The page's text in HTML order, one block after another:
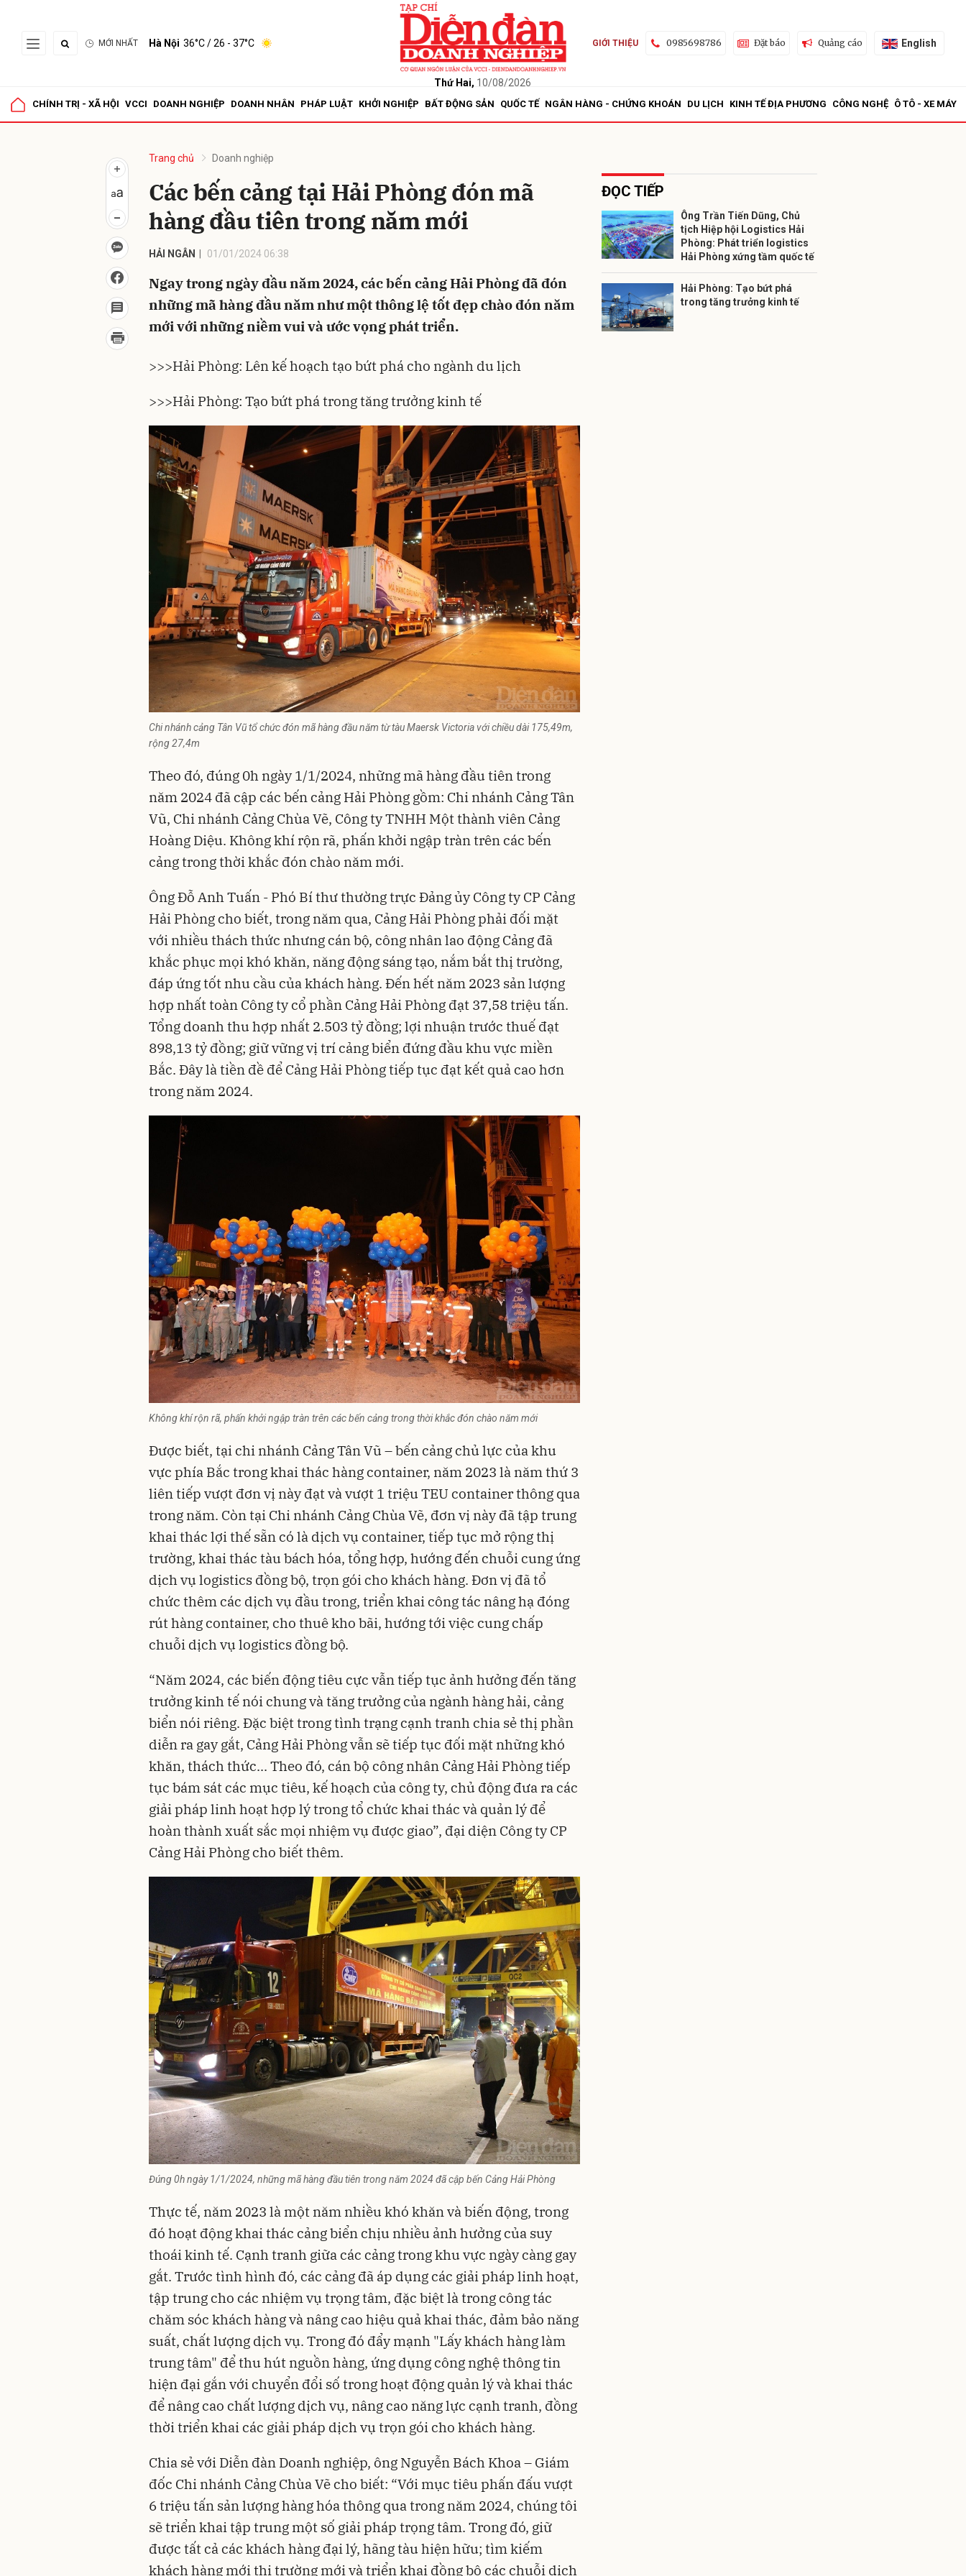
MỚI NHẤT Hà Nội 36°C/ 26 - 37°C
Thứ Hai, 10/08/2026
GIỚI THIỆU 0985698786 Đặt báo Quảng cáo English
CHÍNH TRỊ - XÃ HỘI VCCI DOANH NGHIỆP DOANH NHÂN PHÁP LUẬT KHỞI NGHIỆP BẤT ĐỘNG SẢN QUỐC TẾ NGÂN HÀNG - CHỨNG KHOÁN DU LỊCH KINH TẾ ĐỊA PHƯƠNG CÔNG NGHỆ Ô TÔ - XE MÁY
Trang chủ Doanh nghiệp
Các bến cảng tại Hải Phòng đón mã
hàng đầu tiên trong năm mới
HẢI NGÂN 01/01/2024 06:38
Ngay trong ngày đầu năm 2024, các bến cảng Hải Phòng đã đón
những mã hàng đầu năm như một thông lệ tốt đẹp chào đón năm
mới với những niềm vui và ước vọng phát triển.
>>>Hải Phòng: Lên kế hoạch tạo bứt phá cho ngành du lịch
>>>Hải Phòng: Tạo bứt phá trong tăng trưởng kinh tế
Chi nhánh cảng Tân Vũ tổ chức đón mã hàng đầu năm từ tàu Maersk Victoria với chiều dài 175,49m,
rộng 27,4m
Theo đó, đúng 0h ngày 1/1/2024, những mã hàng đầu tiên trong
năm 2024 đã cập các bến cảng Hải Phòng gồm: Chi nhánh Cảng Tân
Vũ, Chi nhánh Cảng Chùa Vẽ, Công ty TNHH Một thành viên Cảng
Hoàng Diệu. Không khí rộn rã, phấn khởi ngập tràn trên các bến
cảng trong thời khắc đón chào năm mới.
Ông Đỗ Anh Tuấn - Phó Bí thư thường trực Đảng ủy Công ty CP Cảng
Hải Phòng cho biết, trong năm qua, Cảng Hải Phòng phải đối mặt
với nhiều thách thức nhưng cán bộ, công nhân lao động Cảng đã
khắc phục mọi khó khăn, năng động sáng tạo, nắm bắt thị trường,
đáp ứng tốt nhu cầu của khách hàng. Đến hết năm 2023 sản lượng
hợp nhất toàn Công ty cổ phần Cảng Hải Phòng đạt 37,58 triệu tấn.
Tổng doanh thu hợp nhất 2.503 tỷ đồng; lợi nhuận trước thuế đạt
898,13 tỷ đồng; giữ vững vị trí cảng biển đứng đầu khu vực miền
Bắc. Đây là tiền đề để Cảng Hải Phòng tiếp tục đạt kết quả cao hơn
trong năm 2024.
Không khí rộn rã, phấn khởi ngập tràn trên các bến cảng trong thời khắc đón chào năm mới
Được biết, tại chi nhánh Cảng Tân Vũ – bến cảng chủ lực của khu
vực phía Bắc trong khai thác hàng container, năm 2023 là năm thứ 3
liên tiếp vượt đơn vị này đạt và vượt 1 triệu TEU container thông qua
trong năm. Còn tại Chi nhánh Cảng Chùa Vẽ, đơn vị này đã tập trung
khai thác lợi thế sẵn có là dịch vụ container, tiếp tục mở rộng thị
trường, khai thác tàu bách hóa, tổng hợp, hướng đến chuỗi cung ứng
dịch vụ logistics đồng bộ, trọn gói cho khách hàng. Đơn vị đã tổ
chức thêm các dịch vụ đầu trong, triển khai công tác nâng hạ đóng
rút hàng container, cho thuê kho bãi, hướng tới việc cung chấp
chuỗi dịch vụ logistics đồng bộ.
“Năm 2024, các biến động tiêu cực vẫn tiếp tục ảnh hưởng đến tăng
trưởng kinh tế nói chung và tăng trưởng của ngành hàng hải, cảng
biển nói riêng. Đặc biệt trong tình trạng cạnh tranh chia sẻ thị phần
diễn ra gay gắt, Cảng Hải Phòng vẫn sẽ tiếp tục đối mặt những khó
khăn, thách thức... Theo đó, cán bộ công nhân Cảng Hải Phòng tiếp
tục bám sát các mục tiêu, kế hoạch của công ty, chủ động đưa ra các
giải pháp linh hoạt hợp lý trong tổ chức khai thác và quản lý để
hoàn thành xuất sắc mọi nhiệm vụ được giao”, đại diện Công ty CP
Cảng Hải Phòng cho biết thêm.
Đúng 0h ngày 1/1/2024, những mã hàng đầu tiên trong năm 2024 đã cập bến Cảng Hải Phòng
Thực tế, năm 2023 là một năm nhiều khó khăn và biến động, trong
đó hoạt động khai thác cảng biển chịu nhiều ảnh hưởng của suy
thoái kinh tế. Cạnh tranh giữa các cảng trong khu vực ngày càng gay
gắt. Trước tình hình đó, các cảng đã áp dụng các giải pháp linh hoạt,
tập trung cho các nhiệm vụ trọng tâm, đặc biệt là trong công tác
chăm sóc khách hàng và nâng cao hiệu quả khai thác, đảm bảo năng
suất, chất lượng dịch vụ. Trong đó đẩy mạnh "Lấy khách hàng làm
trung tâm" để thu hút nguồn hàng, ứng dụng công nghệ thông tin
hiện đại gắn với chuyển đổi số trong hoạt động quản lý và khai thác
để nâng cao chất lượng dịch vụ, nâng cao năng lực cạnh tranh, đồng
thời triển khai các giải pháp dịch vụ trọn gói cho khách hàng.
Chia sẻ với Diễn đàn Doanh nghiệp, ông Nguyễn Bách Khoa – Giám
đốc Chi nhánh Cảng Chùa Vẽ cho biết: “Với mục tiêu phấn đấu vượt
6 triệu tấn sản lượng hàng hóa thông qua trong năm 2024, chúng tôi
sẽ triển khai tập trung một số giải pháp trọng tâm. Trong đó, giữ
được tất cả các khách hàng đại lý, hãng tàu hiện hữu; tìm kiếm
khách hàng mới thị trường mới và triển khai đồng bộ các chuỗi dịch
ĐỌC TIẾP
Ông Trần Tiến Dũng, Chủ
tịch Hiệp hội Logistics Hải
Phòng: Phát triển logistics
Hải Phòng xứng tầm quốc tế
Hải Phòng: Tạo bứt phá
trong tăng trưởng kinh tế
Gửi